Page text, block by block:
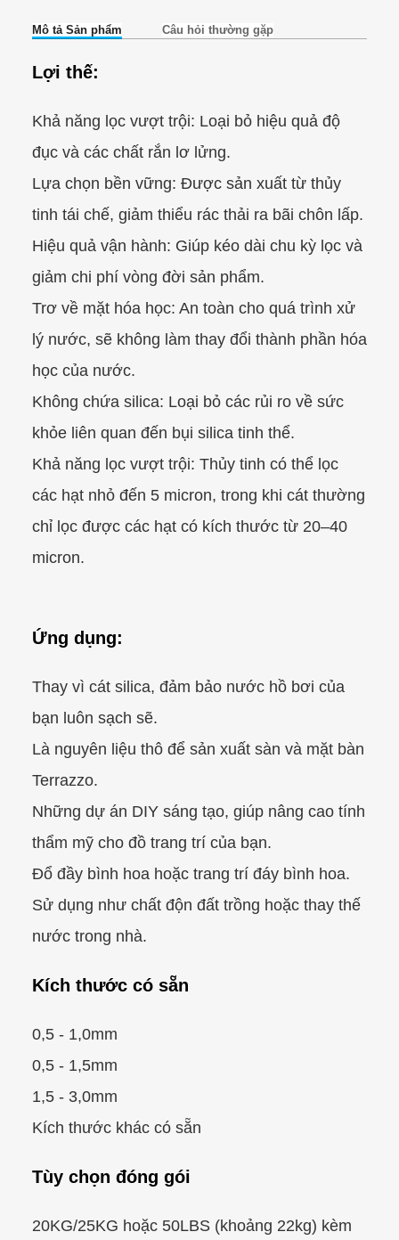
Mô tả Sản phẩm Câu hỏi thường gặp
Lợi thế:
Khả năng lọc vượt trội: Loại bỏ hiệu quả độ
đục và các chất rắn lơ lửng.
Lựa chọn bền vững: Được sản xuất từ thủy
tinh tái chế, giảm thiểu rác thải ra bãi chôn lấp.
Hiệu quả vận hành: Giúp kéo dài chu kỳ lọc và
giảm chi phí vòng đời sản phẩm.
Trơ về mặt hóa học: An toàn cho quá trình xử
lý nước, sẽ không làm thay đổi thành phần hóa
học của nước.
Không chứa silica: Loại bỏ các rủi ro về sức
khỏe liên quan đến bụi silica tinh thể.
Khả năng lọc vượt trội: Thủy tinh có thể lọc
các hạt nhỏ đến 5 micron, trong khi cát thường
chỉ lọc được các hạt có kích thước từ 20–40
micron.
Ứng dụng:
Thay vì cát silica, đảm bảo nước hồ bơi của
bạn luôn sạch sẽ.
Là nguyên liệu thô để sản xuất sàn và mặt bàn
Terrazzo.
Những dự án DIY sáng tạo, giúp nâng cao tính
thẩm mỹ cho đồ trang trí của bạn.
Đổ đầy bình hoa hoặc trang trí đáy bình hoa.
Sử dụng như chất độn đất trồng hoặc thay thế
nước trong nhà.
Kích thước có sẵn
0,5 - 1,0mm
0,5 - 1,5mm
1,5 - 3,0mm
Kích thước khác có sẵn
Tùy chọn đóng gói
20KG/25KG hoặc 50LBS (khoảng 22kg) kèm